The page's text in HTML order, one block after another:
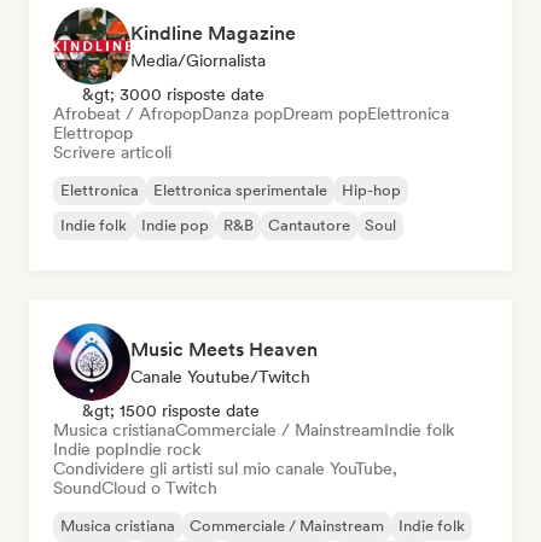
Kindline Magazine
Media/Giornalista
&gt; 3000 risposte date
Afrobeat / AfropopDanza popDream popElettronica
Elettropop
Scrivere articoli
Elettronica Elettronica sperimentale
Hip-hop
Indie folk
Indie pop R&B Cantautore Soul
Music Meets Heaven
Canale Youtube/Twitch
&gt; 1500 risposte date
Musica cristianaCommerciale / MainstreamIndie folk
Indie popIndie rock
Condividere gli artisti sul mio canale YouTube,
SoundCloud o Twitch
Musica cristiana Commerciale / Mainstream
Indie folk